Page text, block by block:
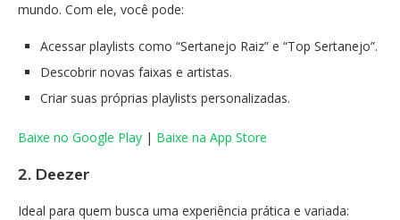
mundo. Com ele, você pode:
Acessar playlists como “Sertanejo Raiz” e “Top Sertanejo”.
Descobrir novas faixas e artistas.
Criar suas próprias playlists personalizadas.
Baixe no Google Play | Baixe na App Store
2. Deezer
Ideal para quem busca uma experiência prática e variada: